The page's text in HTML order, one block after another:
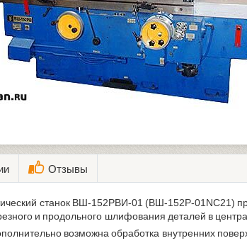
Отзывы
станок ВШ-152РВИ-01 (ВШ-152Р-01NC21)
и продольного шлифования деталей в
возможна обработка внутренних